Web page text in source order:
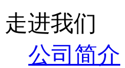
走进我们
公司简介